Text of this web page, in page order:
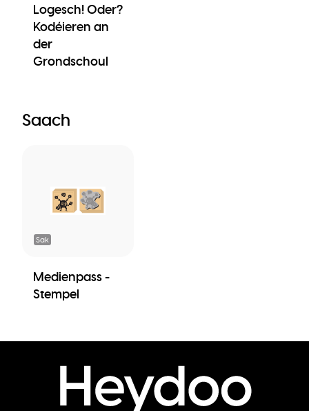
Logesch! Oder?
Kodéieren an
der
Grondschoul
Saach
Sak
Medienpass -
Stempel